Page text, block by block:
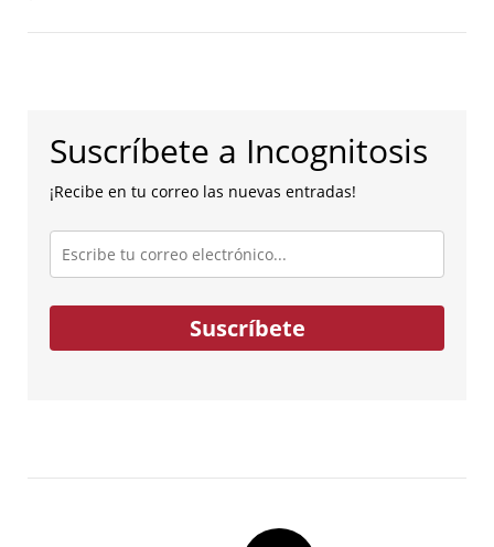
Suscríbete a Incognitosis
¡Recibe en tu correo las nuevas entradas!
Escribe
tu
correo
electrónico...
Suscríbete